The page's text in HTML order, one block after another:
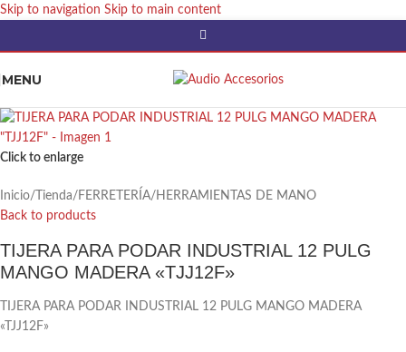
Skip to navigation Skip to main content
MENU
Click to enlarge
Inicio/ Tienda/ FERRETERÍA/ HERRAMIENTAS DE MANO
Back to products
TIJERA PARA PODAR INDUSTRIAL 12 PULG
MANGO MADERA «TJJ12F»
TIJERA PARA PODAR INDUSTRIAL 12 PULG MANGO MADERA
«TJJ12F»